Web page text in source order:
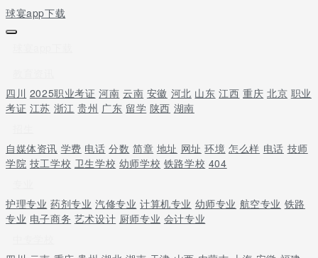
球宴app下载
四川 2025职业考证 河南 云南 安徽 河北 山东 江西 重庆 北京 职业
考证 江苏 浙江 贵州 广东 留学 陕西 湖南
自媒体资讯 学费 电话 分数 简章 地址 网址 环境 怎么样 电话 技师
学院 技工学校 卫生学校 幼师学校 铁路学校 404
护理专业 药剂专业 汽修专业 计算机专业 幼师专业 航空专业 铁路
专业 电子商务 艺术设计 厨师专业 会计专业